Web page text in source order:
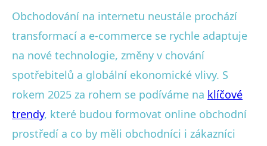
obchody
6. 7. 2025· 4 min čtení · Autor: Lukáš Procházka
Obchodování na internetu neustále prochází
transformací a e-commerce se rychle adaptuje
na nové technologie, změny v chování
spotřebitelů a globální ekonomické vlivy. S
rokem 2025 za rohem se podíváme na klíčové
trendy, které budou formovat online obchodní
prostředí a co by měli obchodníci i zákazníci